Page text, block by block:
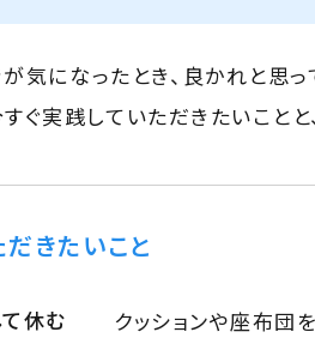
気になったとき、良かれと思
すぐ実践していただきたいこと
きたいこと
休む
クッションや座布団